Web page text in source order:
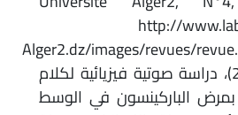
http://
Alger2.dz/images/revues/
كمال (2009)، دراسة صوتية فيزيائية لكلام
الباركينسون في الوسط